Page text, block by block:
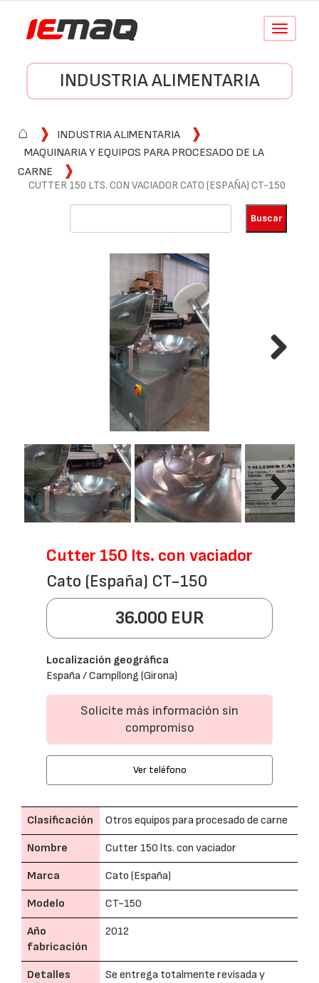
Conmutar
INDUSTRIA ALIMENTARIA
⌂
INDUSTRIA ALIMENTARIA
MAQUINARIA Y EQUIPOS PARA PROCESADO DE LA
CARNE
CUTTER 150 LTS. CON VACIADOR CATO (ESPAÑA) CT-150
Next
Cutter 150 lts. con vaciador
Cato (España) CT-150
36.000 EUR
Localización geográfica
España / Campllong (Girona)
Solicite más información sin
compromiso
Ver teléfono
Clasificación Otros equipos para procesado de carne
Nombre Cutter 150 lts. con vaciador
Marca Cato (España)
Modelo CT-150
Año
fabricación
2012
Detalles
Se entrega totalmente revisada y